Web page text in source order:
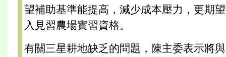
望補助基準能提高，減少成本壓力，更期
入見習農場實習資格。
有關三星耕地缺乏的問題，陳主委表示將